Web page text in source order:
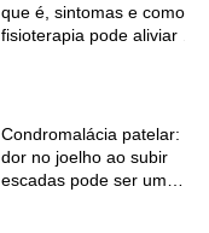
que é, sintomas e como a
fisioterapia pode aliviar a
Condromalácia patelar:
dor no joelho ao subir
escadas pode ser um